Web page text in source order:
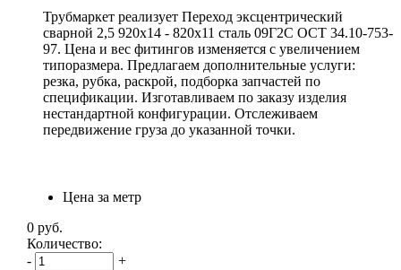
Трубмаркет реализует Переход эксцентрический
сварной 2,5 920х14 - 820х11 сталь 09Г2С ОСТ 34.10-753-
97. Цена и вес фитингов изменяется с увеличением
типоразмера. Предлагаем дополнительные услуги:
резка, рубка, раскрой, подборка запчастей по
спецификации. Изготавливаем по заказу изделия
нестандартной конфигурации. Отслеживаем
передвижение груза до указанной точки.
Цена за метр
0 руб.
Количество:
-
+